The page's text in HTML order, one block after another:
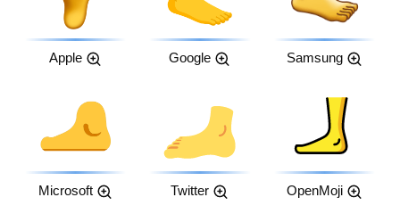
Apple Google Samsung
Microsoft Twitter OpenMoji